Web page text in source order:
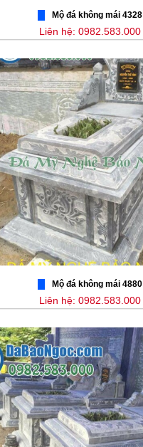
Mộ đá không mái 4328
Liên hệ: 0982.583.000
Mộ đá không mái 4880
Liên hệ: 0982.583.000